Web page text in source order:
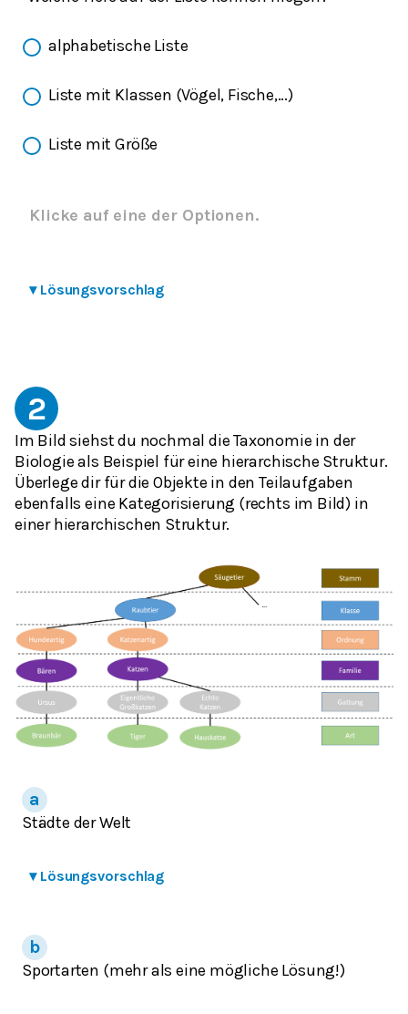
alphabetische Liste
Liste mit Klassen (Vögel, Fische,...)
Liste mit Größe
Klicke auf eine der Optionen.
▾ Lösungsvorschlag
2
Im Bild siehst du nochmal die Taxonomie in der
Biologie als Beispiel für eine hierarchische Struktur.
Überlege dir für die Objekte in den Teilaufgaben
ebenfalls eine Kategorisierung (rechts im Bild) in
einer hierarchischen Struktur.
Städte der Welt
▾ Lösungsvorschlag
Sportarten (mehr als eine mögliche Lösung!)